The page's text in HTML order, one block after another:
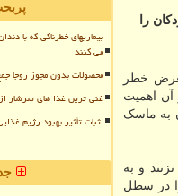
را
خطر
آن اهمیت
به ماسک
و به
در سطل
بیماریهای خطرناکی که با
می کنند
محصولات بدون مجوز روجا
غنی ترین غذا های سرشار
اثبات تأثیر بهبود رژیم غذایی بعد از ۴۰